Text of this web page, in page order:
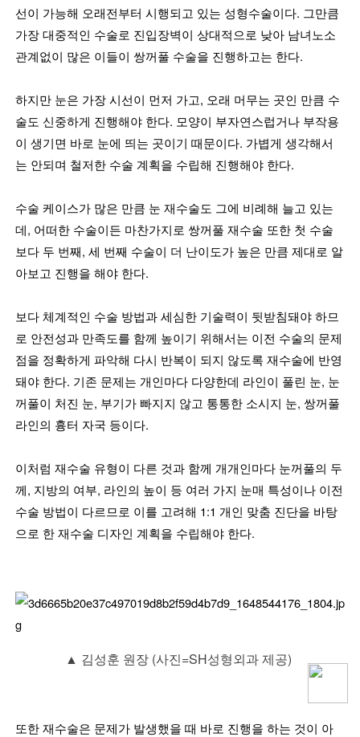
선이 가능해 오래전부터 시행되고 있는 성형수술이다. 그만큼
가장 대중적인 수술로 진입장벽이 상대적으로 낮아 남녀노소
관계없이 많은 이들이 쌍꺼풀 수술을 진행하고는 한다.
하지만 눈은 가장 시선이 먼저 가고, 오래 머무는 곳인 만큼 수
술도 신중하게 진행해야 한다. 모양이 부자연스럽거나 부작용
이 생기면 바로 눈에 띄는 곳이기 때문이다. 가볍게 생각해서
는 안되며 철저한 수술 계획을 수립해 진행해야 한다.
수술 케이스가 많은 만큼 눈 재수술도 그에 비례해 늘고 있는
데, 어떠한 수술이든 마찬가지로 쌍꺼풀 재수술 또한 첫 수술
보다 두 번째, 세 번째 수술이 더 난이도가 높은 만큼 제대로 알
아보고 진행을 해야 한다.
보다 체계적인 수술 방법과 세심한 기술력이 뒷받침돼야 하므
로 안전성과 만족도를 함께 높이기 위해서는 이전 수술의 문제
점을 정확하게 파악해 다시 반복이 되지 않도록 재수술에 반영
돼야 한다. 기존 문제는 개인마다 다양한데 라인이 풀린 눈, 눈
꺼풀이 처진 눈, 부기가 빠지지 않고 통통한 소시지 눈, 쌍꺼풀
라인의 흉터 자국 등이다.
이처럼 재수술 유형이 다른 것과 함께 개개인마다 눈꺼풀의 두
께, 지방의 여부, 라인의 높이 등 여러 가지 눈매 특성이나 이전
수술 방법이 다르므로 이를 고려해 1:1 개인 맞춤 진단을 바탕
으로 한 재수술 디자인 계획을 수립해야 한다.
▲ 김성훈 원장 (사진=SH성형외과 제공)
또한 재수술은 문제가 발생했을 때 바로 진행을 하는 것이 아